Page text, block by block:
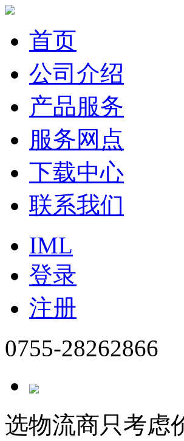
首页
公司介绍
产品服务
服务网点
下载中心
联系我们
IML
登录
注册
0755-28262866
选物流商只考虑